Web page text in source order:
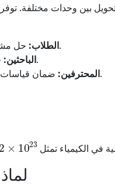
بين وحدات مختلفة.
الطلاب:حل مشاكل الواجب بسرعة والتحقق من الإجابات.
الباحثين:حساب الكميات الكيميائية اللازمة للتجارب.
المحترفين:ضمان قياسات دقيقة في التطبيقات المختبرية والصناعية.
في الكيمياء تمثل
23